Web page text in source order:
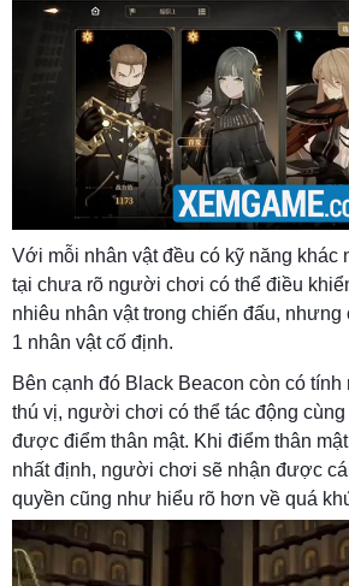
Với mỗi nhân vật đều có kỹ năng khác
tại chưa rõ người chơi có thể điều
nhiêu nhân vật trong chiến đấu,
1 nhân vật cố định.
Bên cạnh đó Black Beacon còn có
thú vị, người chơi có thể tác động
được điểm thân mật. Khi điểm thân
nhất định, người chơi sẽ nhận được
quyền cũng như hiểu rõ hơn về quá